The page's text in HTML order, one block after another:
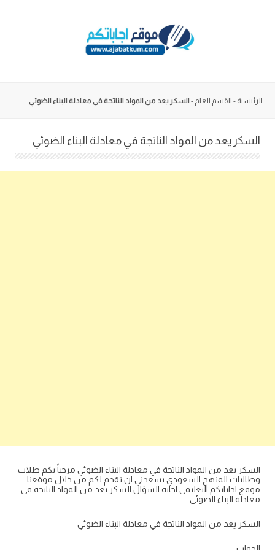
الرئيسية - القسم العام - السكر يعد من المواد الناتجة في معادلة البناء الضوئي
السكر يعد من المواد الناتجة في معادلة البناء الضوئي
السكر يعد من المواد الناتجة في معادلة البناء الضوئي مرحباً بكم طلاب
وطالبات المنهج السعودي يسعدني ان نقدم لكم من خلال موقعنا
موقع اجاباتكم التعليمي اجابة السؤال السكر يعد من المواد الناتجة في
معادلة البناء الضوئي
السكر يعد من المواد الناتجة في معادلة البناء الضوئي
الجواب